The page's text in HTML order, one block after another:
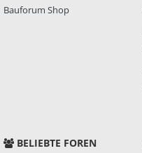
Bauforum Shop
BELIEBTE FOREN